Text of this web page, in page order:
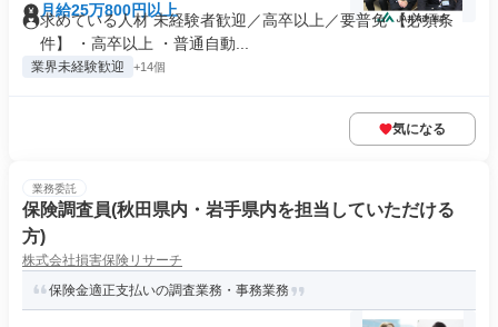
月給25万800円以上
求めている人材 未経験者歓迎／高卒以上／要普免 【必須条
件】 ・高卒以上 ・普通自動...
業界未経験歓迎 +14個
気になる
業務委託
保険調査員(秋田県内・岩手県内を担当していただける
方)
株式会社損害保険リサーチ
保険金適正支払いの調査業務・事務業務